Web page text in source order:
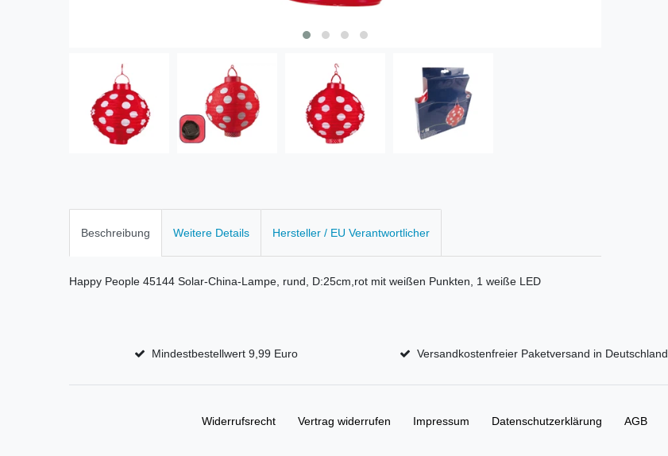
Beschreibung Weitere Details Hersteller / EU Verantwortlicher
Happy People 45144 Solar-China-Lampe, rund, D:25cm,rot mit weißen Punkten, 1 weiße LED
Mindestbestellwert 9,99 Euro Versandkostenfreier Paketversand in Deutschland
Widerrufs­recht Vertrag widerrufen Impressum Daten­schutz­erklärung AGB